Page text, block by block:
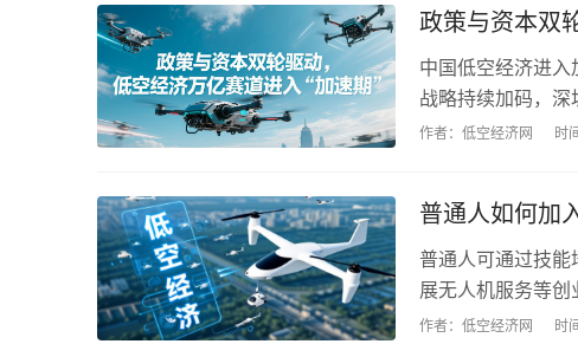
政策与资本双
中国低空经济进
战略持续加码，
全国40余省市设
作者：低空经济网 时
普通人如何加
普通人可通过技
展无人机服务等
均是途径。了解政
作者：低空经济网 时